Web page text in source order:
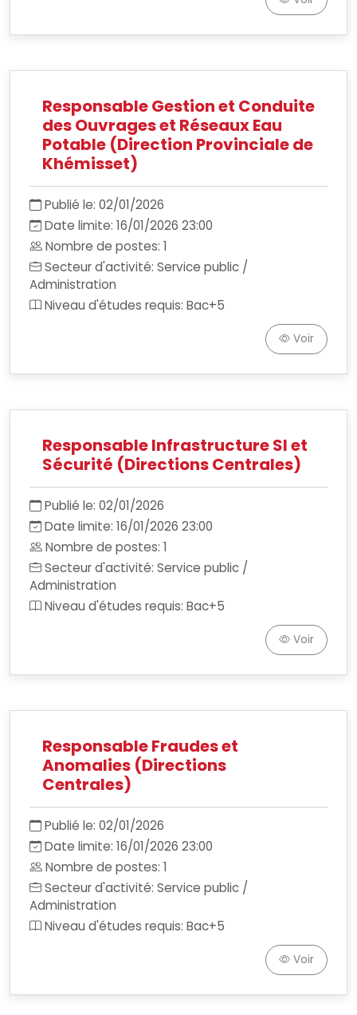
Responsable Gestion et Conduite
des Ouvrages et Réseaux Eau
Potable (Direction Provinciale de
Khémisset)
Publié le: 02/01/2026
Date limite: 16/01/2026 23:00
Nombre de postes: 1
Secteur d'activité: Service public /
Administration
Niveau d'études requis: Bac+5
Voir
Responsable Infrastructure SI et
Sécurité (Directions Centrales)
Publié le: 02/01/2026
Date limite: 16/01/2026 23:00
Nombre de postes: 1
Secteur d'activité: Service public /
Administration
Niveau d'études requis: Bac+5
Voir
Responsable Fraudes et
Anomalies (Directions
Centrales)
Publié le: 02/01/2026
Date limite: 16/01/2026 23:00
Nombre de postes: 1
Secteur d'activité: Service public /
Administration
Niveau d'études requis: Bac+5
Voir